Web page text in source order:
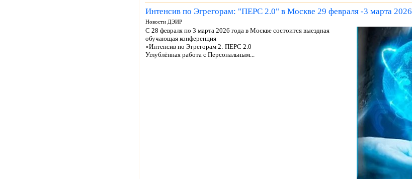
Интенсив по Эгрегорам: "ПЕРС 2.0" в Москве 29 февраля -3 марта 2026
Новости ДЭИР
С 28 февраля по 3 марта 2026 года в Москве состоится выездная
обучающая конференция
«Интенсив по Эгрегорам 2: ПЕРС 2.0
Углублённая работа с Персональным...